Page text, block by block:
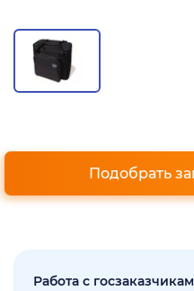
Подобрать
Работа с